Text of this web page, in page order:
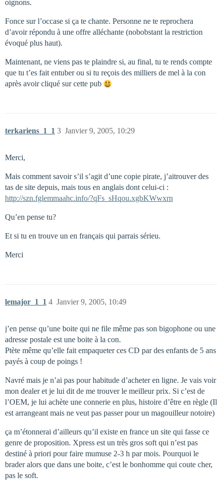
oignons.
Fonce sur l’occase si ça te chante. Personne ne te reprochera
d’avoir répondu à une offre alléchante (nobobstant la restriction
évoqué plus haut).
Maintenant, ne viens pas te plaindre si, au final, tu te rends compte
que tu t’es fait entuber ou si tu reçois des milliers de mel à la con
après avoir cliqué sur cette pub
terkariens_1_1 Janvier 9, 2005, 10:29
3
Merci,
Mais comment savoir s’il s’agit d’une copie pirate, j’aitrouver des
tas de site depuis, mais tous en anglais dont celui-ci :
http://szn.fglemmaahc.info/?qFs_sHqou.xgbKWwxrn
Qu’en pense tu?
Et si tu en trouve un en français qui parrais sérieu.
Merci
lemajor_1_1 Janvier 9, 2005, 10:49
4
j’en pense qu’une boite qui ne file même pas son bigophone ou une
adresse postale est une boite à la con.
Ptète même qu’elle fait empaqueter ces CD par des enfants de 5 ans
payés à coup de poings !
Navré mais je n’ai pas pour habitude d’acheter en ligne. Je vais voir
mon dealer et je lui dit de me trouver le meilleur prix. Si c’est de
l’OEM, je lui achète une connerie en plus, histoire d’être en règle (Il
est arrangeant mais ne veut pas passer pour un magouilleur notoire)
ça m’étonnerai d’ailleurs qu’il existe en france un site qui fasse ce
genre de proposition. Xpress est un très gros soft qui n’est pas
destiné à priori pour faire mumuse 2-3 h par mois. Pourquoi le
brader alors que dans une boite, c’est le bonhomme qui coute cher,
pas le soft.